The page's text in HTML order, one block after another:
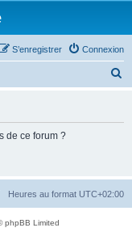
Connexion
S’enregistrer
h
de ce forum ?
Heures au format UTC+02:00
phpBB Limited